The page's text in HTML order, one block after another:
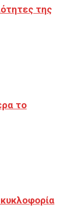
της
το